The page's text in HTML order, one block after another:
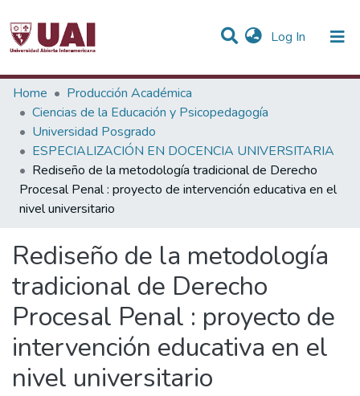
Log In (current)
Statistics
Communities & Collections
All of DSpace
Home
Producción Académica
Ciencias de la Educación y Psicopedagogía
Universidad Posgrado
ESPECIALIZACIÓN EN DOCENCIA UNIVERSITARIA
Rediseño de la metodología tradicional de Derecho
Procesal Penal : proyecto de intervención educativa en el
nivel universitario
Rediseño de la metodología
tradicional de Derecho
Procesal Penal : proyecto de
intervención educativa en el
nivel universitario